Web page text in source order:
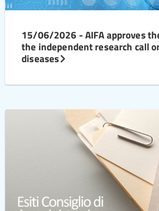
15/06/2026 - AIFA approves
the independent research call
diseases